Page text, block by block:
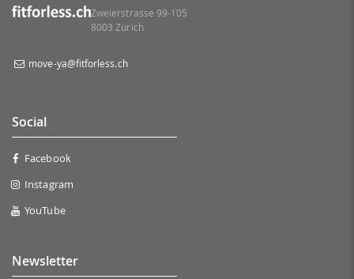
Zweierstrasse 99-105
8003 Zürich
move-ya@fitforless.ch
Social
Facebook
Instagram
YouTube
Newsletter